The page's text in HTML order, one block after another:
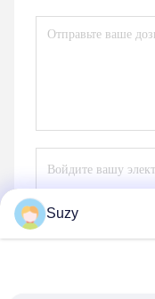
Suzy